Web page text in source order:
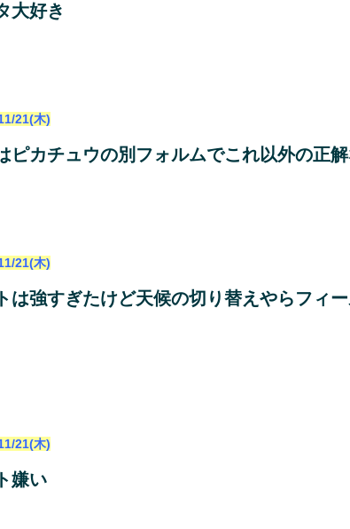
大好き
21(木)
ピカチュウの別フォルムでこれ以外の正
21(木)
は強すぎたけど天候の切り替えやらフィ
21(木)
嫌い